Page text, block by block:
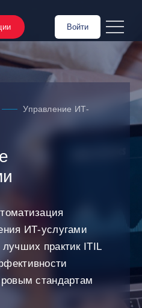
Войти
Управление ИТ-
ИТ‑услугами
практик ITIL
стандартам